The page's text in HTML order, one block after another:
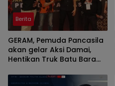
Berita
GERAM, Pemuda Pancasila
akan gelar Aksi Damai,
Hentikan Truk Batu Bara